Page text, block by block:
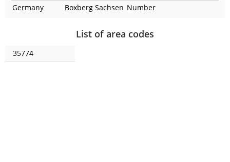
Germany Boxberg Sachsen Number
List of area codes
35774